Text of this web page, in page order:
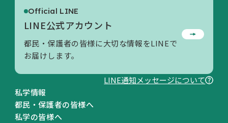
私学情報
都民・保護者の皆様へ
私学の皆様へ
Official LINE
LINE公式アカウント
都民・保護者の皆様に大切な情報をLINEで
お届けします。
LINE通知メッセージについて